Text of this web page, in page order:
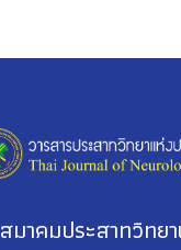
สมาคมประสาทวิทย